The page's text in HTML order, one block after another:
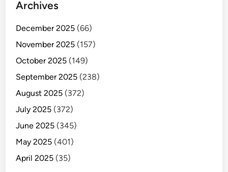
Archives
December 2025 (66)
November 2025 (157)
October 2025 (149)
September 2025 (238)
August 2025 (372)
July 2025 (372)
June 2025 (345)
May 2025 (401)
April 2025 (35)